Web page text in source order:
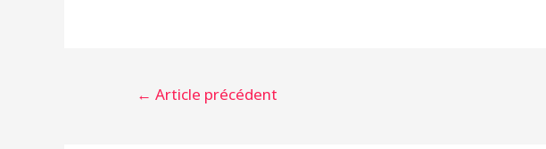
Navigation
← Article précédent